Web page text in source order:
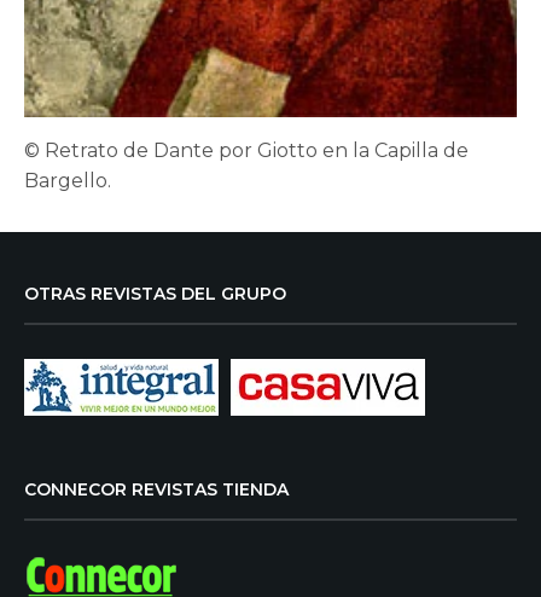
© Retrato de Dante por Giotto en la Capilla de
Bargello.
OTRAS REVISTAS DEL GRUPO
CONNECOR REVISTAS TIENDA